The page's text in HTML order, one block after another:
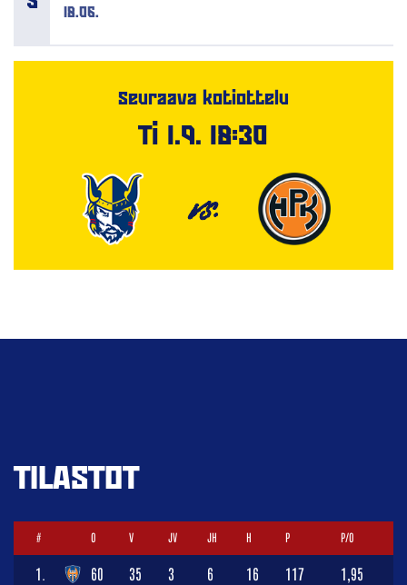
18.06.
Seuraava kotiottelu
Ti 1.9. 18:30
VS.
TILASTOT
# O V JV JH H P P/O
1. 60 35 3 6 16 117 1,95